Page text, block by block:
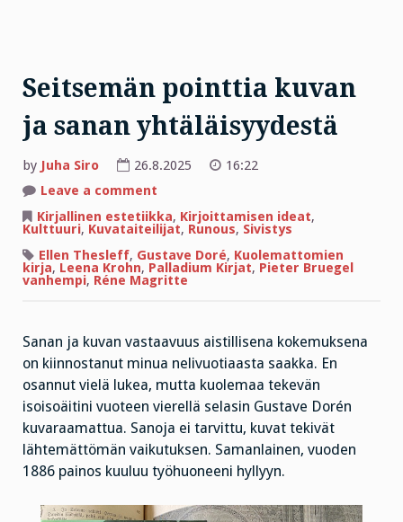
Seitsemän pointtia kuvan
ja sanan yhtäläisyydestä
by Juha Siro 26.8.2025
16:22
Leave a comment
pointtia
kuvan
ja
sanan
yhtäläisyydestä
Kirjallinen estetiikka, Kirjoittamisen ideat,
Kulttuuri, Kuvataiteilijat, Runous, Sivistys
Ellen Thesleff, Gustave Doré, Kuolemattomien
kirja, Leena Krohn, Palladium Kirjat, Pieter Bruegel
vanhempi, Réne Magritte
Sanan ja kuvan vastaavuus aistillisena kokemuksena
on kiinnostanut minua nelivuotiaasta saakka. En
osannut vielä lukea, mutta kuolemaa tekevän
isoisoäitini vuoteen vierellä selasin Gustave Dorén
kuvaraamattua. Sanoja ei tarvittu, kuvat tekivät
lähtemättömän vaikutuksen. Samanlainen, vuoden
1886 painos kuuluu työhuoneeni hyllyyn.